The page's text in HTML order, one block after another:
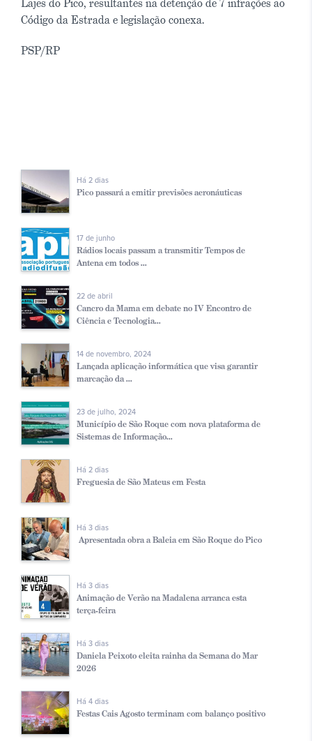
Código da Estrada e legislação conexa.
PSP/RP
Há 2 dias
Pico passará a emitir previsões aeronáuticas
17 de junho
Rádios locais passam a transmitir Tempos de
Antena em todos ...
22 de abril
Cancro da Mama em debate no IV Encontro de
Ciência e Tecnologia...
14 de novembro, 2024
Lançada aplicação informática que visa garantir
marcação da ...
23 de julho, 2024
Município de São Roque com nova plataforma de
Sistemas de Informação...
Há 2 dias
Freguesia de São Mateus em Festa
Há 3 dias
Apresentada obra a Baleia em São Roque do Pico
Há 3 dias
Animação de Verão na Madalena arranca esta
terça-feira
Há 3 dias
Daniela Peixoto eleita rainha da Semana do Mar
2026
Há 4 dias
Festas Cais Agosto terminam com balanço positivo